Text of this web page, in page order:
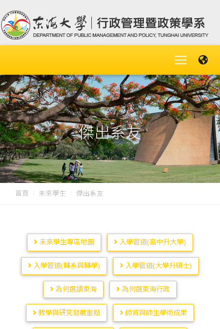
傑出系友
首頁 未來學生 傑出系友
未來學生專區地圖 入學管道(高中升大學)
入學管道(轉系與轉學) 入學管道(大學升碩士)
為何選讀東海 為何選東海行政
教學與研究發展重點 師資與師生學術成果